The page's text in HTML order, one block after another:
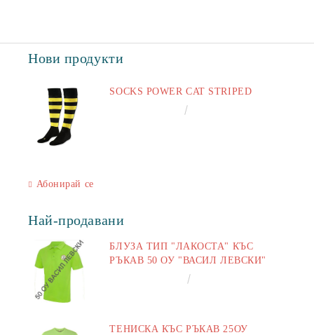
Нови продукти
SOCKS POWER CAT STRIPED
Абонирай се
Най-продавани
БЛУЗА ТИП "ЛАКОСТА" КЪС
РЪКАВ 50 ОУ "ВАСИЛ ЛЕВСКИ"
ТЕНИСКА КЪС РЪКАВ 25ОУ